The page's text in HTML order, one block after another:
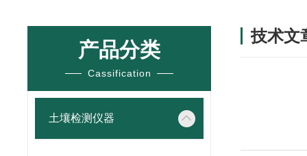
产品分类
Cassification
土壤检测仪器
技术文